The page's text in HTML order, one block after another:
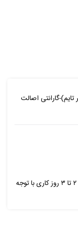
گارانتی اصالت
مدت زمان تحویل کالا در شهرستان‌ها بین ۲ تا ۳ روز کاری با توجه